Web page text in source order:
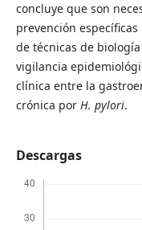
concluye que son
prevención
de técnicas de
vigilancia
clínica entre la
crónica por H. pylori.
Descargas